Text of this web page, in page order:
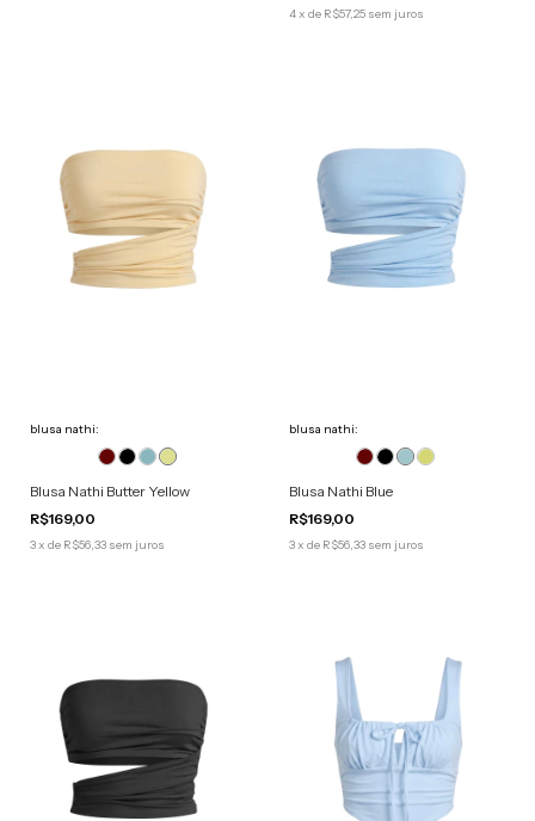
4x de R$57,25 sem juros
blusa nathi:
Blusa Nathi Butter Yellow
R$169,00
3x de R$56,33 sem juros
blusa nathi:
Blusa Nathi Blue
R$169,00
3x de R$56,33 sem juros